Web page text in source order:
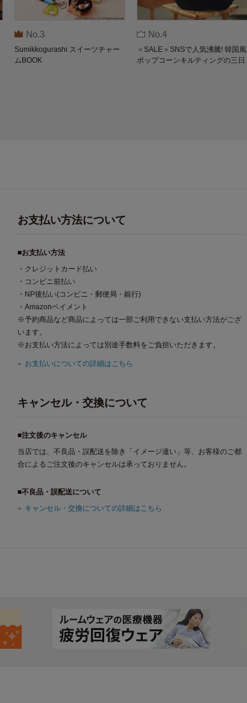
No.3
Sumikkogurashi スイーツチャー
ムBOOK
No.4
＜SALE＞SNSで人気沸騰! 韓国風
ポップコーンキルティングの三日
お支払い方法について
■お支払い方法
・クレジットカード払い
・コンビニ前払い
・NP後払い(コンビニ・郵便局・銀行)
・Amazonペイメント
※予約商品など商品によっては一部ご利用できない支払い方法がござ
います。
※お支払い方法によっては別途手数料をご負担いただきます。
お支払いについての詳細はこちら
キャンセル・交換について
■注文後のキャンセル
当店では、不良品・誤配送を除き「イメージ違い」等、お客様のご都
合によるご注文後のキャンセルは承っておりません。
■不良品・誤配送について
キャンセル・交換についての詳細はこちら